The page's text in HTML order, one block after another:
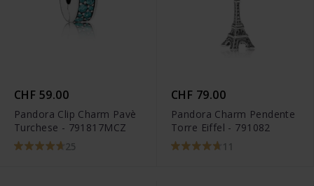
CHF 59.00
Pandora Clip Charm Pavè
Turchese - 791817MCZ
25
CHF 79.00
Pandora Charm Pendente
Torre Eiffel - 791082
11